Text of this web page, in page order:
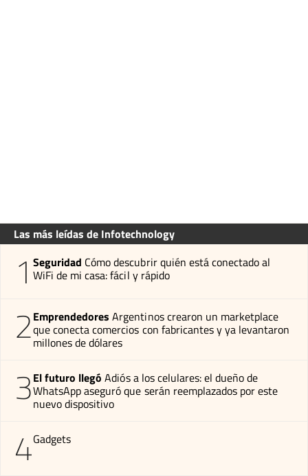
Las más leídas de Infotechnology
1 Seguridad Cómo descubrir quién está conectado al
WiFi de mi casa: fácil y rápido
2Emprendedores Argentinos crearon un marketplace
que conecta comercios con fabricantes y ya levantaron
millones de dólares
3El futuro llegó Adiós a los celulares: el dueño de
WhatsApp aseguró que serán reemplazados por este
nuevo dispositivo
4Gadgets